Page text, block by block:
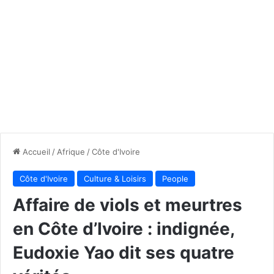
Accueil / Afrique /Côte d'Ivoire
Côte d'Ivoire Culture & Loisirs People
Affaire de viols et meurtres
en Côte d’Ivoire : indignée,
Eudoxie Yao dit ses quatre